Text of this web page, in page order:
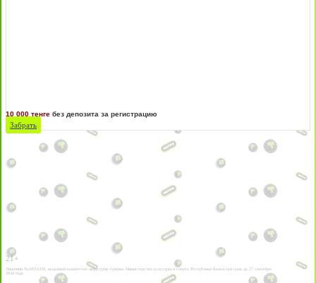
10 000 тенге без депозита за регистрацию
Забрать
21+
Лицензии №24514359, выданной комитетом индустрии туризма Министерства культуры и спорта Республики Казахстан срок до 27 сентября
2034 года.